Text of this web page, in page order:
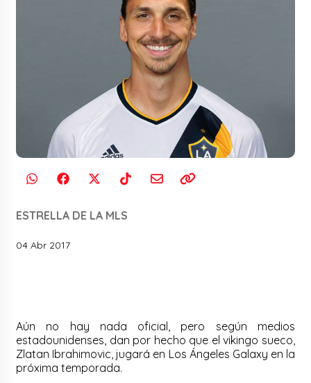
ESTRELLA DE LA MLS
04 Abr 2017
Aún no hay nada oficial, pero según medios
estadounidenses, dan por hecho que el vikingo sueco,
Zlatan Ibrahimovic, jugará en Los Ángeles Galaxy en la
próxima temporada.